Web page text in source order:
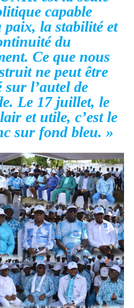
capable
paix, la stabilité et
du
Ce que nous
ne peut être
sur l’autel de
Le 17 juillet, le
et utile, c’est le
sur fond bleu. »